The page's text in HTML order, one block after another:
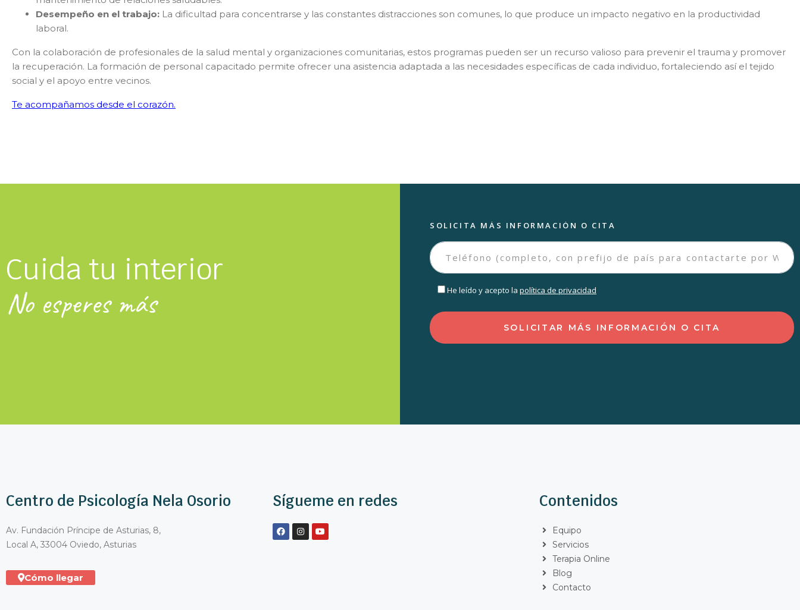
Desempeño en el trabajo: La dificultad para concentrarse y las constantes distracciones son comunes, lo que produce un impacto negativo en la productividad
laboral.
Con la colaboración de profesionales de la salud mental y organizaciones comunitarias, estos programas pueden ser un recurso valioso para prevenir el trauma y promover
la recuperación. La formación de personal capacitado permite ofrecer una asistencia adaptada a las necesidades específicas de cada individuo, fortaleciendo así el tejido
social y el apoyo entre vecinos.
Te acompañamos desde el corazón.
Cuida tu interior
No esperes más
SOLICITA MÁS INFORMACIÓN O CITA
He leído y acepto la política de privacidad
Centro de Psicología Nela Osorio
Av. Fundación Príncipe de Asturias, 8,
Local A, 33004 Oviedo, Asturias
Cómo llegar
Sígueme en redes Contenidos
Equipo
Servicios
Terapia Online
Blog
Contacto